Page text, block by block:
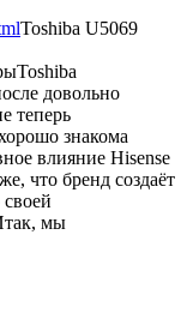
Toshiba U5069
Toshiba
довольно
теперь
знакома
влияние Hisense
что бренд создаёт
мы